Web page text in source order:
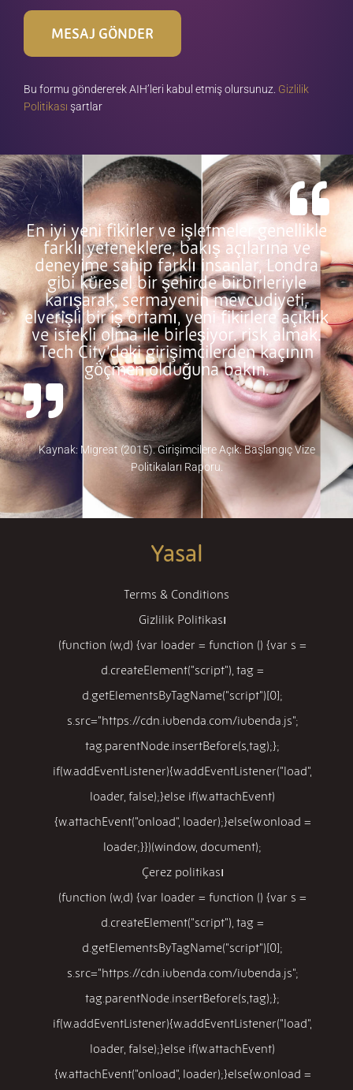
MESAJ GÖNDER
Bu formu göndererek AIH’leri kabul etmiş olursunuz. Gizlilik
Politikası şartlar
En iyi yeni fikirler ve işletmeler genellikle
farklı yeteneklere, bakış açılarına ve
deneyime sahip farklı insanlar, Londra
gibi küresel bir şehirde birbirleriyle
karışarak, sermayenin mevcudiyeti,
elverişli bir iş ortamı, yeni fikirlere açıklık
ve istekli olma ile birleşiyor. risk almak.
Tech City’deki girişimcilerden kaçının
göçmen olduğuna bakın.
Kaynak: Migreat (2015). Girişimcilere Açık: Başlangıç Vize
Politikaları Raporu.
Yasal
Terms & Conditions
Gizlilik Politikası
(function (w,d) {var loader = function () {var s =
d.createElement("script"), tag =
d.getElementsByTagName("script")[0];
s.src="https://cdn.iubenda.com/iubenda.js";
tag.parentNode.insertBefore(s,tag);};
if(w.addEventListener){w.addEventListener("load",
loader, false);}else if(w.attachEvent)
{w.attachEvent("onload", loader);}else{w.onload =
loader;}})(window, document);
Çerez politikası
(function (w,d) {var loader = function () {var s =
d.createElement("script"), tag =
d.getElementsByTagName("script")[0];
s.src="https://cdn.iubenda.com/iubenda.js";
tag.parentNode.insertBefore(s,tag);};
if(w.addEventListener){w.addEventListener("load",
loader, false);}else if(w.attachEvent)
{w.attachEvent("onload", loader);}else{w.onload =